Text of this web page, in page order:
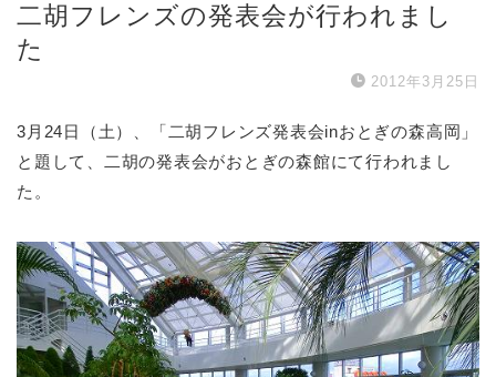
二胡フレンズの発表会が行われまし
た
2012年3月25日
3月24日（土）、「二胡フレンズ発表会inおとぎの森高岡」
と題して、二胡の発表会がおとぎの森館にて行われまし
た。